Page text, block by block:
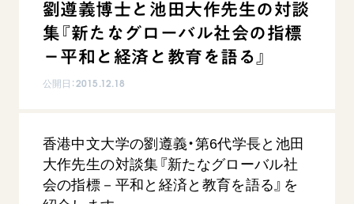
人間革命
自他共の幸福
祈り
日蓮大聖人の仏法（教学入門）
釈尊～法華経
日常の活動
仏法を学ぶ
仏法を語る
平和・文化・教育
核兵器の廃絶に向け連帯を拡大
「人権文化」「ジェンダー平等」を促進
世界の創価学会
各国ウェブサイト
世界の創価学会の歴史
基本情報
劉遵義博士と池田大作先生の対談
集『新たなグローバル社会の指標
－平和と経済と教育を語る』
公開日：2015.12.18
香港中文大学の劉遵義・第6代学長と池田
大作先生の対談集『新たなグローバル社
会の指標－平和と経済と教育を語る』を